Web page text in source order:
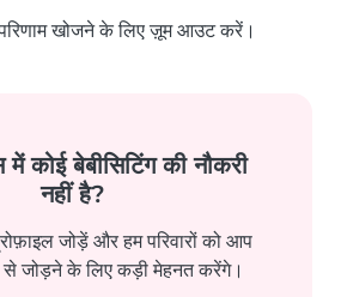
खोजने के लिए ज़ूम आउट करें।
कोई बेबीसिटिंग की नौकरी
नहीं है?
जोड़ें और हम परिवारों को आप
से जोड़ने के लिए कड़ी मेहनत करेंगे।